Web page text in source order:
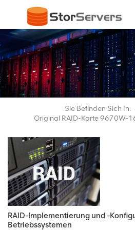
Sie Befinden Sich In:
Original RAID-Karte 9670W-
RAID-Implementierung und -
Betriebssystemen